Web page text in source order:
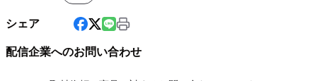
シェア
配信企業へのお問い合わせ